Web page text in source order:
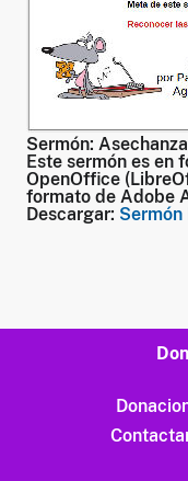
Sermón:
Este sermón es en
OpenOffice
formato de Adobe
Descargar: Sermón